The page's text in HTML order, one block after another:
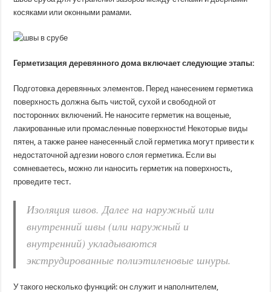
косяками или оконными рамами.
Герметизация деревянного дома включает следующие этапы:
Подготовка деревянных элементов. Перед нанесением герметика
поверхность должна быть чистой, сухой и свободной от
посторонних включений. Не наносите герметик на вощеные,
лакированные или промасленные поверхности! Некоторые виды
пятен, а также ранее нанесенный слой герметика могут привести к
недостаточной адгезии нового слоя герметика. Если вы
сомневаетесь, можно ли наносить герметик на поверхность,
проведите тест.
Изоляция швов. Далее на наружный или
внутренний швы (или наружный и
внутренний) укладываются
экструдированные полиэтиленовые шнуры.
У такого несколько функций: он служит и наполнителем,